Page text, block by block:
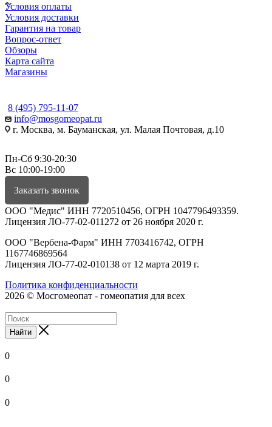
Условия оплаты
Условия доставки
Гарантия на товар
Вопрос-ответ
Обзоры
Карта сайта
Магазины
8 (495) 795-11-07
info@mosgomeopat.ru
г. Москва, м. Бауманская, ул. Малая Почтовая, д.10
Пн-Сб 9:30-20:30
Вс 10:00-19:00
Заказать звонок
ООО "Медис" ИНН 7720510456, ОГРН 1047796493359.
Лицензия ЛО-77-02-011272 от 26 ноября 2020 г.
ООО "Вербена-Фарм" ИНН 7703416742, ОГРН
1167746869564
Лицензия ЛО-77-02-010138 от 12 марта 2019 г.
Политика конфиденциальности
2026 © Мосгомеопат - гомеопатия для всех
Найти
0
0
0